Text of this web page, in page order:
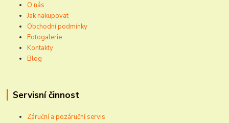
O nás
Jak nakupovat
Obchodní podmínky
Fotogalerie
Kontakty
Blog
Servisní činnost
Záruční a pozáruční servis